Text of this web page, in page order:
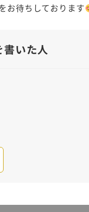
お待ちしております
書いた人